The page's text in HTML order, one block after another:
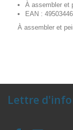
À assembler et
EAN :
À assembler et
Lettre